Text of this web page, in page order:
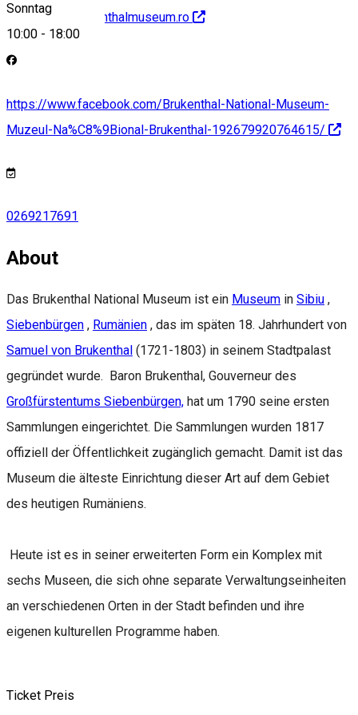
Sonntag
10:00 - 18:00
http://www.brukenthalmuseum.ro
https://www.facebook.com/Brukenthal-National-Museum-
Muzeul-Na%C8%9Bional-Brukenthal-192679920764615/
0269217691
About
Das Brukenthal National Museum ist ein Museum in Sibiu ,
Siebenbürgen , Rumänien , das im späten 18. Jahrhundert von
Samuel von Brukenthal (1721-1803) in seinem Stadtpalast
gegründet wurde. Baron Brukenthal, Gouverneur des
Großfürstentums Siebenbürgen, hat um 1790 seine ersten
Sammlungen eingerichtet. Die Sammlungen wurden 1817
offiziell der Öffentlichkeit zugänglich gemacht. Damit ist das
Museum die älteste Einrichtung dieser Art auf dem Gebiet
des heutigen Rumäniens.
Heute ist es in seiner erweiterten Form ein Komplex mit
sechs Museen, die sich ohne separate Verwaltungseinheiten
an verschiedenen Orten in der Stadt befinden und ihre
eigenen kulturellen Programme haben.
Ticket Preis